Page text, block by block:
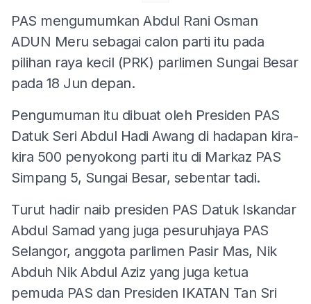
PAS mengumumkan Abdul Rani Osman
ADUN Meru sebagai calon parti itu pada
pilihan raya kecil (PRK) parlimen Sungai Besar
pada 18 Jun depan.
Pengumuman itu dibuat oleh Presiden PAS
Datuk Seri Abdul Hadi Awang di hadapan kira-
kira 500 penyokong parti itu di Markaz PAS
Simpang 5, Sungai Besar, sebentar tadi.
Turut hadir naib presiden PAS Datuk Iskandar
Abdul Samad yang juga pesuruhjaya PAS
Selangor, anggota parlimen Pasir Mas, Nik
Abduh Nik Abdul Aziz yang juga ketua
pemuda PAS dan Presiden IKATAN Tan Sri